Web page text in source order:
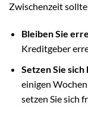
Zwischenzeit
Bleiben Sie
Kreditgeber
Setzen Sie
einigen
setzen Sie sich